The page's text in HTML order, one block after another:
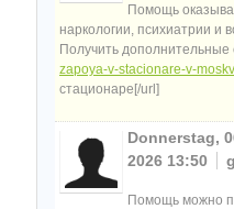
Помощь
наркологии, психиатрии и
Получить дополнительные
zapoya-v-stacionare-v-
стационаре[/url]
Donnerstag,
2026 13:50
Помощь можно